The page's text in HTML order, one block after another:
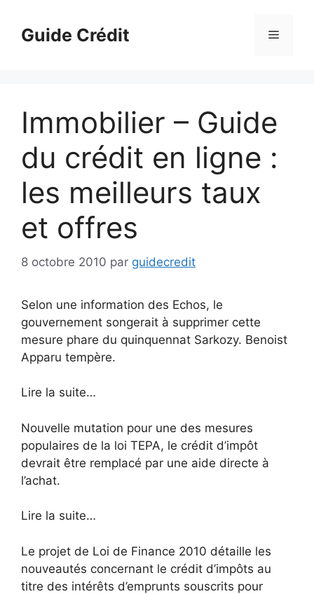
contenuGuide Crédit Menu
Immobilier – Guide
du crédit en ligne :
les meilleurs taux
et offres
8 octobre 2010 par guidecredit
Selon une information des Echos, le
gouvernement songerait à supprimer cette
mesure phare du quinquennat Sarkozy. Benoist
Apparu tempère.
Lire la suite…
Nouvelle mutation pour une des mesures
populaires de la loi TEPA, le crédit d’impôt
devrait être remplacé par une aide directe à
l’achat.
Lire la suite…
Le projet de Loi de Finance 2010 détaille les
nouveautés concernant le crédit d’impôts au
titre des intérêts d’emprunts souscrits pour